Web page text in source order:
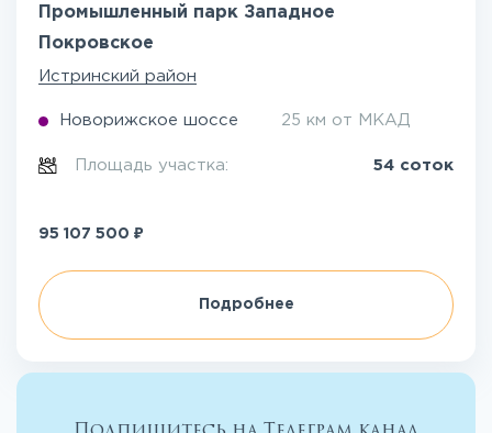
Промышленный парк Западное
Покровское
Истринский район
Новорижское шоссе 25 км от МКАД
Площадь участка: 54 соток
95 107 500 ₽
Подробнее